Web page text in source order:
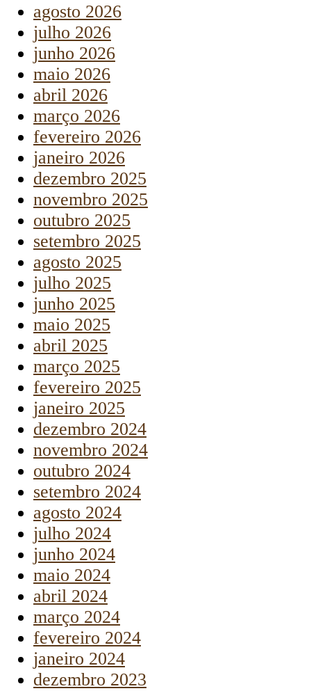
agosto 2026
julho 2026
junho 2026
maio 2026
abril 2026
março 2026
fevereiro 2026
janeiro 2026
dezembro 2025
novembro 2025
outubro 2025
setembro 2025
agosto 2025
julho 2025
junho 2025
maio 2025
abril 2025
março 2025
fevereiro 2025
janeiro 2025
dezembro 2024
novembro 2024
outubro 2024
setembro 2024
agosto 2024
julho 2024
junho 2024
maio 2024
abril 2024
março 2024
fevereiro 2024
janeiro 2024
dezembro 2023